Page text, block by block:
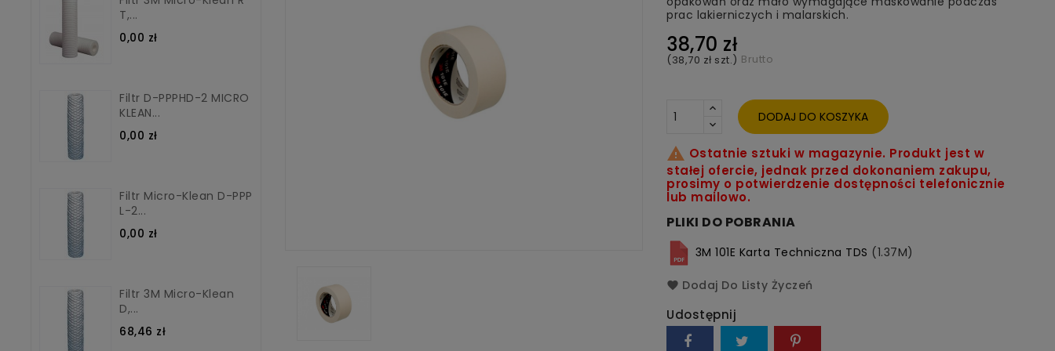
T,...
0,00 zł
Filtr D-PPPHD-2 MICRO
KLEAN...
0,00 zł
Filtr Micro-Klean D-PPP
L-2...
0,00 zł
Filtr 3M Micro-Klean
D,...
68,46 zł
prac lakierniczych i malarskich.
38,70 zł
(38,70 zł szt.) Brutto
DODAJ DO KOSZYKA
 Ostatnie sztuki w magazynie. Produkt jest w
stałej ofercie, jednak przed dokonaniem zakupu,
prosimy o potwierdzenie dostępności telefonicznie
lub mailowo.
PLIKI DO POBRANIA
3M 101E Karta Techniczna TDS (1.37M)
Dodaj Do Listy Życzeń
Udostępnij